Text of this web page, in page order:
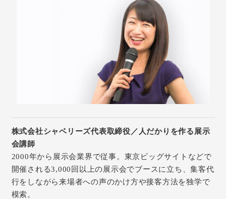
株式会社シャベリーズ代表取締役／人だかりを作る展示
会講師
2000年から展示会業界で従事。東京ビッグサイトなどで
開催される3,000回以上の展示会でブースに立ち、集客代
行をしながら来場者への声のかけ方や接客方法を独学で
模索。